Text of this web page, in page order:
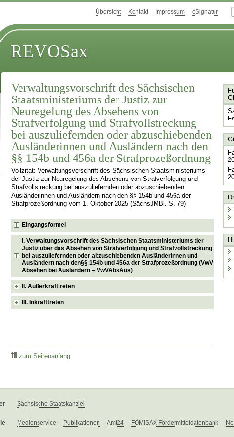
Übersicht Kontakt Impressum eSignatur
REVOSax
Verwaltungsvorschrift des Sächsischen
Staatsministeriums der Justiz zur
Neuregelung des Absehens von
Strafverfolgung und Strafvollstreckung
bei auszuliefernden oder abzuschiebenden
Ausländerinnen und Ausländern nach den
§§ 154b und 456a der Strafprozeßordnung
Vollzitat: Verwaltungsvorschrift des Sächsischen Staatsministeriums
der Justiz zur Neuregelung des Absehens von Strafverfolgung und
Strafvollstreckung bei auszuliefernden oder abzuschiebenden
Ausländerinnen und Ausländern nach den §§ 154b und 456a der
Strafprozeßordnung vom 1. Oktober 2025 (SächsJMBl. S. 79)
Eingangsformel
I. Verwaltungsvorschrift des Sächsischen Staatsministeriums der
Justiz über das Absehen von Strafverfolgung und Strafvollstreckung
bei auszuliefernden oder abzuschiebenden Ausländerinnen und
Ausländern nach den§§ 154b und 456a der Strafprozeßordnung (VwV
Absehen bei Ausländern – VwVAbsAus)
II. Außerkrafttreten
III. Inkrafttreten
zum Seitenanfang
Sächsische Staatskanzlei
Medienservice Publikationen Amt24 FÖMISAX Fördermitteldatenbank